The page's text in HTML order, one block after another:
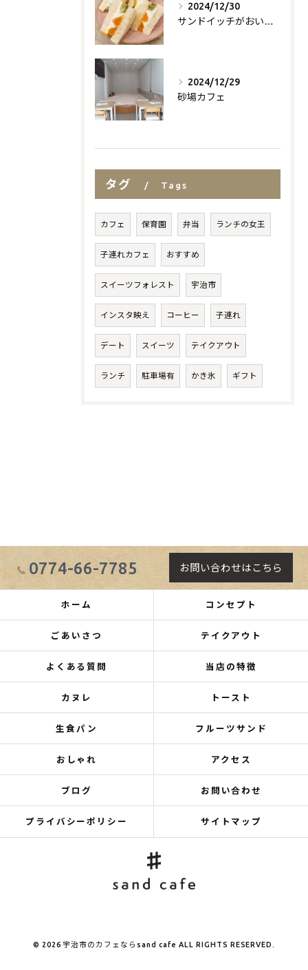
2024/12/30
サンドイッチがおいしいお店
2024/12/29
砂場カフェ
タグ Tags
カフェ 保育園 弁当 ランチの女王
子連れカフェ おすすめ
スイーツフォレスト 宇治市
インスタ映え コーヒー 子連れ
デート スイーツ テイクアウト
ランチ 駐車場有 かき氷 ギフト
0774-66-7785 お問い合わせはこちら
ホーム コンセプト
ごあいさつ テイクアウト
よくある質問 当店の特徴
カヌレ トースト
生食パン フルーツサンド
おしゃれ アクセス
ブログ お問い合わせ
プライバシーポリシー サイトマップ
© 2026 宇治市のカフェならsand cafe ALL RIGHTS RESERVED.